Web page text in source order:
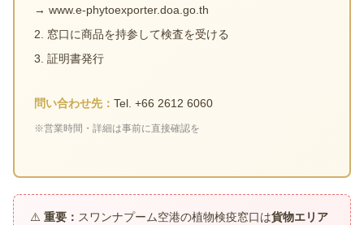
→ www.e-phytoexporter.doa.go.th
2. 窓口に商品を持参して検査を受ける
3. 証明書発行
問い合わせ先： Tel. +66 2612 6060
※営業時間・詳細は事前に直接確認を
⚠️ 重要： スワンナプーム空港の植物検疫窓口は貨物エリア